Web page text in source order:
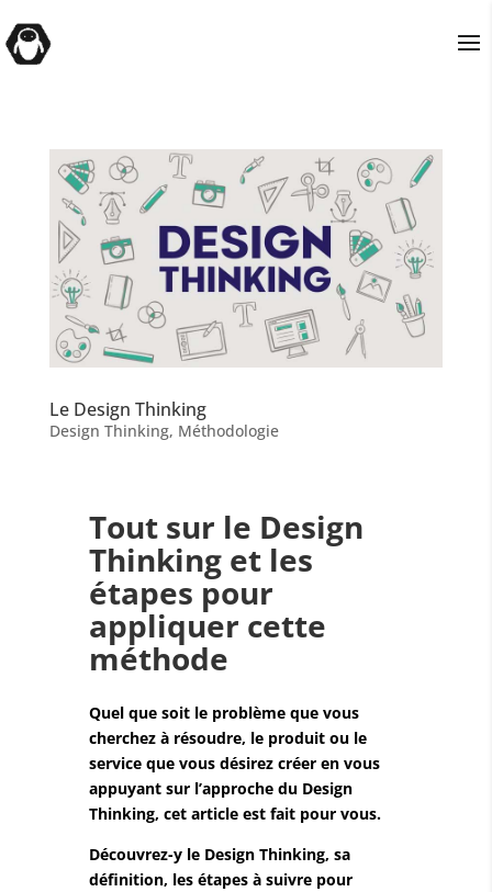
Le Design Thinking
Design Thinking, Méthodologie
Tout sur le Design
Thinking et les
étapes pour
appliquer cette
méthode
Quel que soit le problème que vous
cherchez à résoudre, le produit ou le
service que vous désirez créer en vous
appuyant sur l’approche du Design
Thinking, cet article est fait pour vous.
Découvrez-y le Design Thinking, sa
définition, les étapes à suivre pour